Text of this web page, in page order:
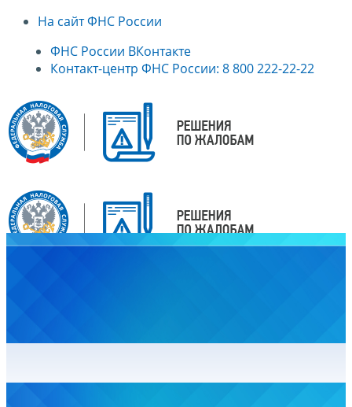
На сайт ФНС России
ФНС России ВКонтакте
Контакт-центр ФНС России: 8 800 222-22-22